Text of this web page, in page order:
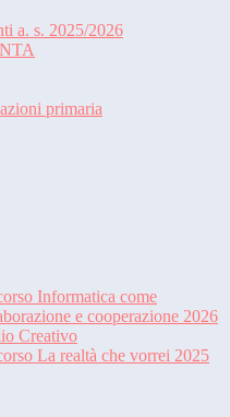
a. s. 2025/2026
primaria
Informatica come
e cooperazione 2026
Creativo
La realtà che vorrei 2025